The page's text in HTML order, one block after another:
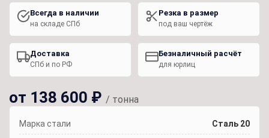
Всегда в наличии
на складе СПб
Резка в размер
под ваш чертёж
Доставка
СПб и по РФ
Безналичный расчёт
для юрлиц
от 138 600 ₽ / тонна
Марка стали Сталь 20